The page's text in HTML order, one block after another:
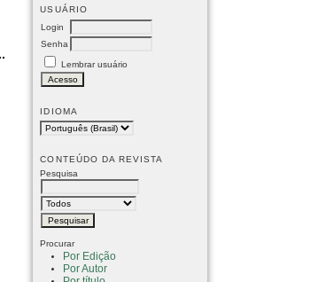
USUÁRIO
Login
Senha
Lembrar usuário
IDIOMA
CONTEÚDO DA REVISTA
Pesquisa
Procurar
Por Edição
Por Autor